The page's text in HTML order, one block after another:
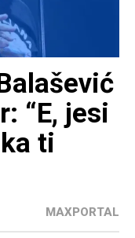
“E, jesi
ti
MAXPORTAL